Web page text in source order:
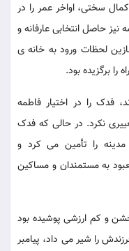
سختی، اواخر عمر را در
حاصل انتخابی عارفانه و
لحظات ورود به خانه ی
برگزیده بود.
فدک را در اختیار فاطمه
نکرد. در حالی که فدک
را تأمین می کرد و
به مستمندان و مساکین
و کم ارزشی پوشیده بود
را شیر می داد، پیامبر